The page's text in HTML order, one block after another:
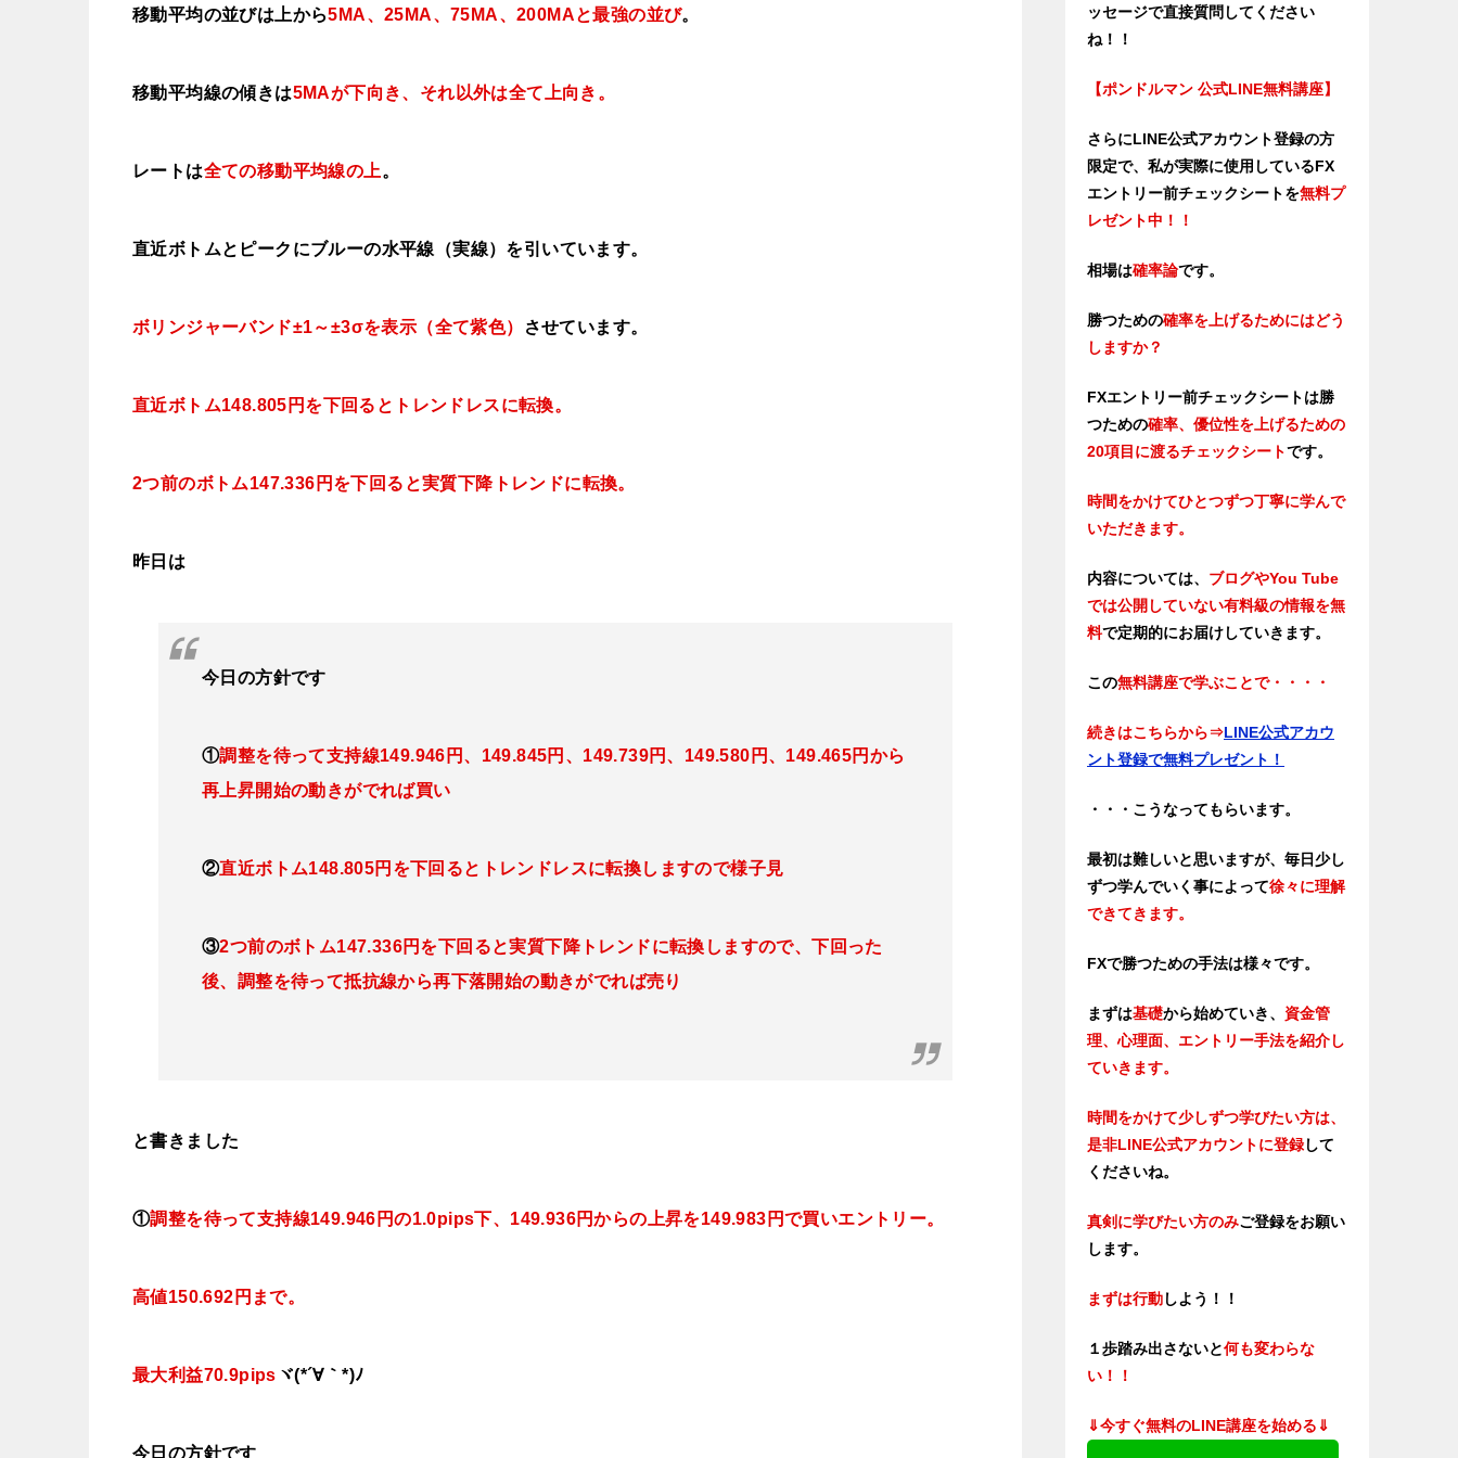
移動平均の並びは上から5MA、25MA、75MA、200MAと最強の並び。
移動平均線の傾きは5MAが下向き、それ以外は全て上向き。
レートは全ての移動平均線の上。
直近ボトムとピークにブルーの水平線（実線）を引いています。
ボリンジャーバンド±1～±3σを表示（全て紫色） させています。
直近ボトム148.805円を下回るとトレンドレスに転換。
2つ前のボトム147.336円を下回ると実質下降トレンドに転換。
昨日 は
今日の方針です
①調整を待って支持線149.946円、149.845円、149.739円、149.580円、149.465円 から
再上昇開始の動きがでれば買い
②直近ボトム148.805円を下回るとトレンドレスに転換しますので様子見
③2つ前のボトム147.336円を下回ると実質下降トレンドに転換 しますので、下回った
後、調整を待って抵抗線から再下落開始の動きがでれば売り
と書きました
①調整を待って支持線149.946円の1.0pips下、149.936円からの上昇を149.983円で買いエントリー。
高値150.692円まで。
最大利益70.9pips ヾ(*´∀｀*)ﾉ
今日の方針です
ッセージで直接質問してください
ね！！
【ポンドルマン 公式LINE無料講座】
さらにLINE公式アカウント登録の方
限定で、私が実際に使用しているFX
エントリー前チェックシートを無料プ
レゼント中！！
相場は確率論です。
勝つための確率を上げるためにはどう
しますか？
FXエントリー前チェックシートは勝
つための確率、優位性を上げるための
20項目に渡るチェックシートです。
時間をかけてひとつずつ丁寧に学んで
いただきます。
内容については、 ブログやYou Tube
では公開していない有料級の情報を無
料で定期的にお届けしていきます。
この無料講座で学ぶことで・・・・
続きはこちらから⇒LINE公式アカウ
ント登録で無料プレゼント！
・・・こうなってもらいます。
最初は難しいと思いますが、毎日少し
ずつ学んでいく事によって徐々に理解
できてきます。
FXで勝つための手法は様々です。
まずは基礎から始めていき、 資金管
理、心理面、エントリー手法を紹介し
ていきます。
時間をかけて少しずつ学びたい方は、
是非LINE公式アカウントに登録して
くださいね。
真剣に学びたい方のみご登録をお願い
します。
まずは行動しよう！！
１歩踏み出さないと何も変わらな
い！！
⇓今すぐ無料のLINE講座を始める⇓